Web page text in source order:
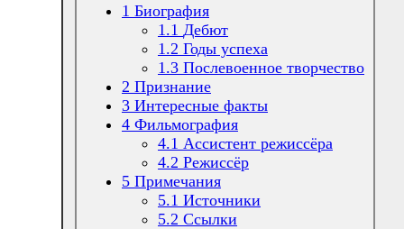
1 Биография
1.1 Дебют
1.2 Годы успеха
1.3 Послевоенное творчество
2 Признание
3 Интересные факты
4 Фильмография
4.1 Ассистент режиссёра
4.2 Режиссёр
5 Примечания
5.1 Источники
5.2 Ссылки